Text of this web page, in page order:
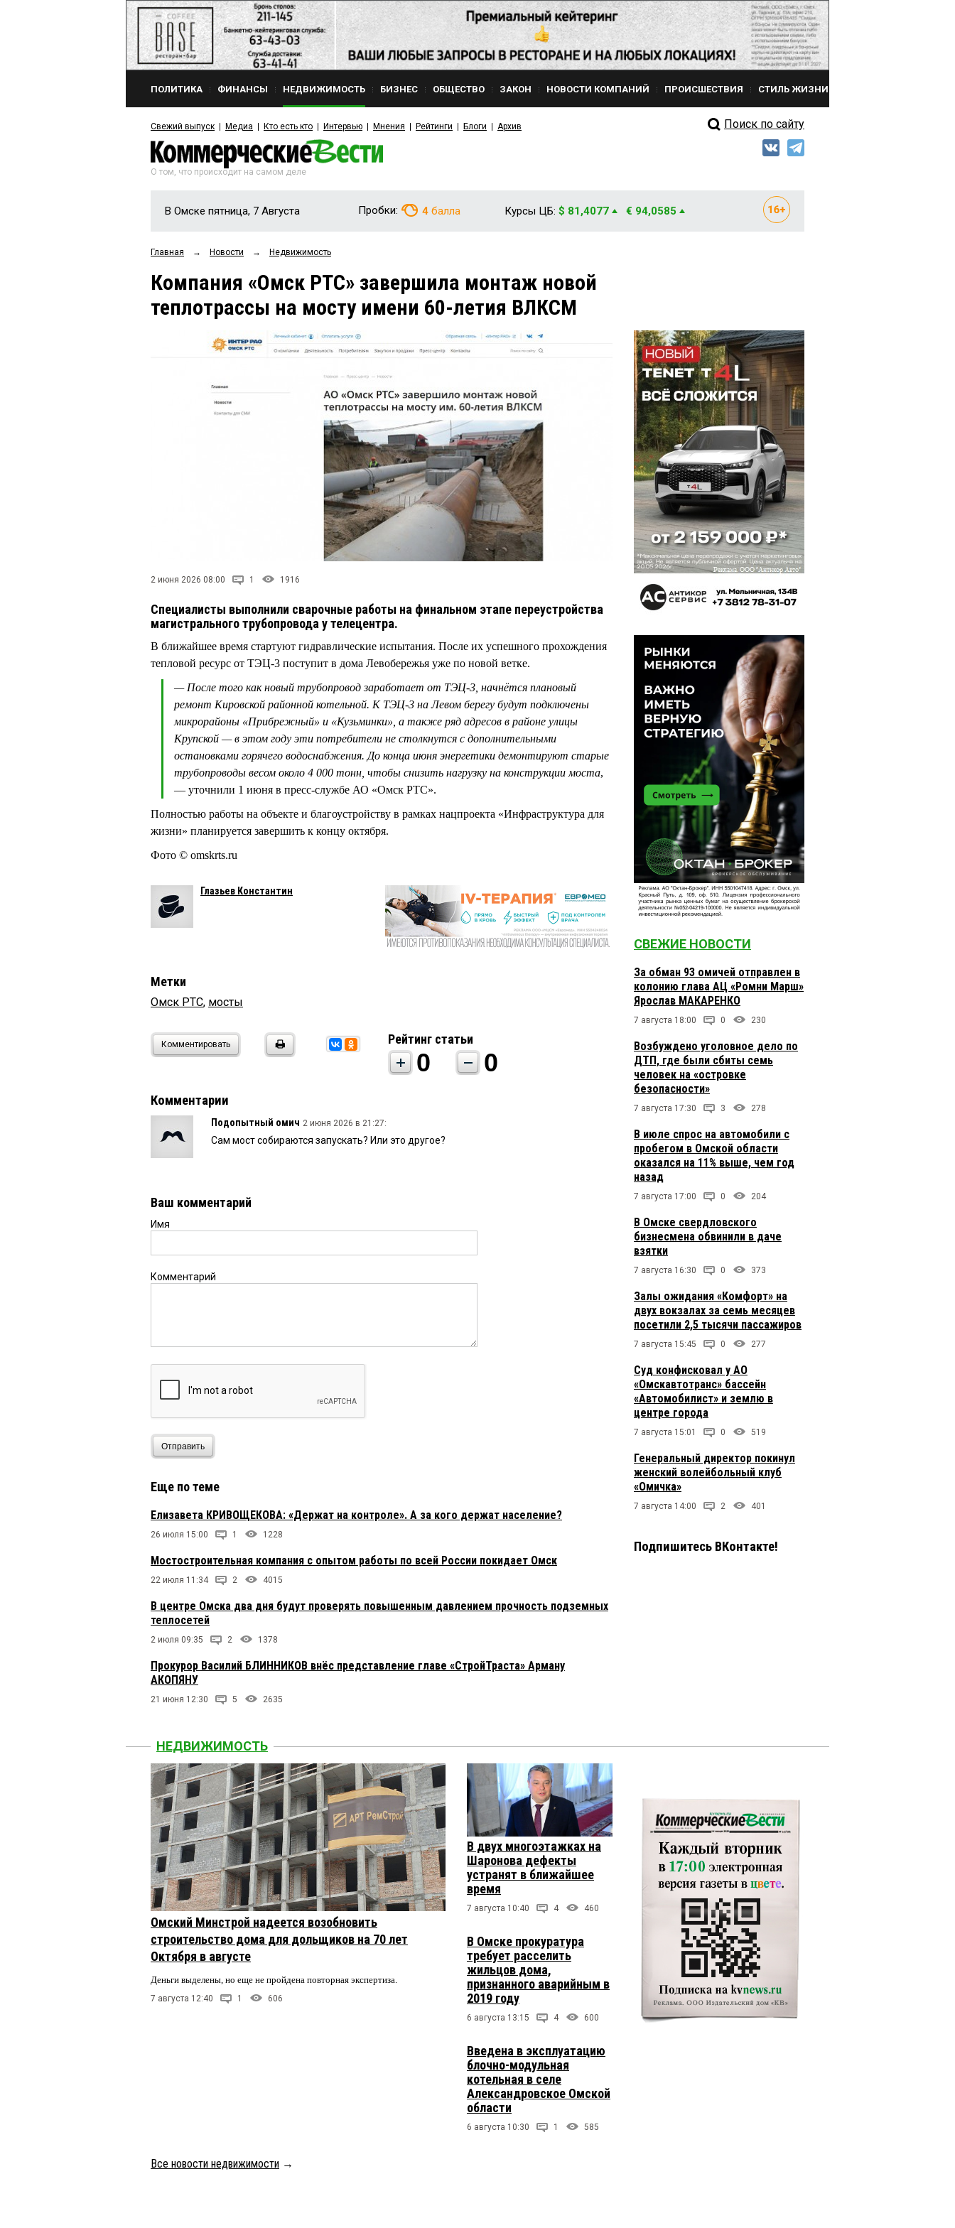
ПОЛИТИКА ФИНАНСЫ НЕДВИЖИМОСТЬ БИЗНЕС ОБЩЕСТВО ЗАКОН НОВОСТИ КОМПАНИЙ ПРОИСШЕСТВИЯ СТИЛЬ ЖИЗНИ
Свежий выпуск Медиа Кто есть кто Интервью Мнения Рейтинги Блоги Архив Поиск по сайту
О том, что происходит на самом деле
В Омске пятница, 7 Августа Пробки: 4 балла Курсы ЦБ: $ 81,4077 € 94,0585
Главная → Новости → Недвижимость
Компания «Омск РТС» завершила монтаж новой
теплотрассы на мосту имени 60-летия ВЛКСМ
2 июня 2026 08:00 1 1916
Специалисты выполнили сварочные работы на финальном этапе переустройства
магистрального трубопровода у телецентра.
В ближайшее время стартуют гидравлические испытания. После их успешного прохождения
тепловой ресурс от ТЭЦ-3 поступит в дома Левобережья уже по новой ветке.
— После того как новый трубопровод заработает от ТЭЦ-3, начнётся плановый
ремонт Кировской районной котельной. К ТЭЦ-3 на Левом берегу будут подключены
микрорайоны «Прибрежный» и «Кузьминки», а также ряд адресов в районе улицы
Крупской — в этом году эти потребители не столкнутся с дополнительными
остановками горячего водоснабжения. До конца июня энергетики демонтируют старые
трубопроводы весом около 4 000 тонн, чтобы снизить нагрузку на конструкции моста,
— уточнили 1 июня в пресс-службе АО «Омск РТС».
Полностью работы на объекте и благоустройству в рамках нацпроекта «Инфраструктура для
жизни» планируется завершить к концу октября.
Фото © omskrts.ru
Глазьев Константин
Метки
Омск РТС, мосты
Комментировать Рейтинг статьи
0 0
Комментарии
Подопытный омич 2 июня 2026 в 21:27:
Сам мост собираются запускать? Или это другое?
Ваш комментарий
Имя
Комментарий
Отправить
Еще по теме
Елизавета КРИВОЩЕКОВА: «Держат на контроле». А за кого держат население?
26 июля 15:00 1 1228
Мостостроительная компания с опытом работы по всей России покидает Омск
22 июля 11:34 2 4015
В центре Омска два дня будут проверять повышенным давлением прочность подземных
теплосетей
2 июля 09:35 2 1378
Прокурор Василий БЛИННИКОВ внёс представление главе «СтройТраста» Арману
АКОПЯНУ
21 июня 12:30 5 2635
СВЕЖИЕ НОВОСТИ
За обман 93 омичей отправлен в
колонию глава АЦ «Ромни Марш»
Ярослав МАКАРЕНКО
7 августа 18:00 0 230
Возбуждено уголовное дело по
ДТП, где были сбиты семь
человек на «островке
безопасности»
7 августа 17:30 3 278
В июле спрос на автомобили с
пробегом в Омской области
оказался на 11% выше, чем год
назад
7 августа 17:00 0 204
В Омске свердловского
бизнесмена обвинили в даче
взятки
7 августа 16:30 0 373
Залы ожидания «Комфорт» на
двух вокзалах за семь месяцев
посетили 2,5 тысячи пассажиров
7 августа 15:45 0 277
Суд конфисковал у АО
«Омскавтотранс» бассейн
«Автомобилист» и землю в
центре города
7 августа 15:01 0 519
Генеральный директор покинул
женский волейбольный клуб
«Омичка»
7 августа 14:00 2 401
Подпишитесь ВКонтакте!
НЕДВИЖИМОСТЬ
Омский Минстрой надеется возобновить
строительство дома для дольщиков на 70 лет
Октября в августе
Деньги выделены, но еще не пройдена повторная экспертиза.
7 августа 12:40 1 606
В двух многоэтажках на
Шаронова дефекты
устранят в ближайшее
время
7 августа 10:40 4 460
В Омске прокуратура
требует расселить
жильцов дома,
признанного аварийным в
2019 году
6 августа 13:15 4 600
Введена в эксплуатацию
блочно-модульная
котельная в селе
Александровское Омской
области
6 августа 10:30 1 585
Все новости недвижимости →